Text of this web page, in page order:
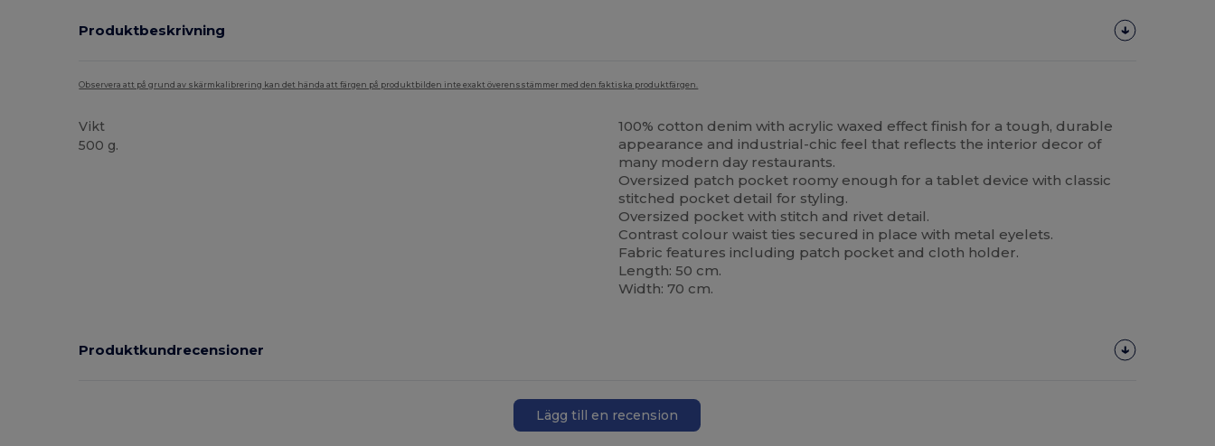
Produktbeskrivning
Observera att på grund av skärmkalibrering kan det hända att färgen på produktbilden inte exakt överensstämmer med den faktiska produktfärgen.
Vikt
500 g.
100% cotton denim with acrylic waxed effect finish for a tough, durable
appearance and industrial-chic feel that reflects the interior decor of
many modern day restaurants.
Oversized patch pocket roomy enough for a tablet device with classic
stitched pocket detail for styling.
Oversized pocket with stitch and rivet detail.
Contrast colour waist ties secured in place with metal eyelets.
Fabric features including patch pocket and cloth holder.
Length: 50 cm.
Width: 70 cm.
Produktkundrecensioner
Lägg till en recension